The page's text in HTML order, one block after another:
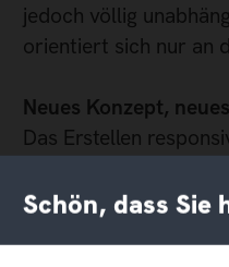
jedoch völlig
orientiert sich nur an
Neues Konzept,
Das Erstellen
Dingen ein Umdenken
Schön, dass Sie